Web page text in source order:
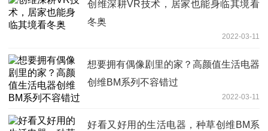
创维深耕VR技术，居家也能身临其境看
冬奥
2022-03-11
想要拥有偶像剧里的家？高颜值生活电器
创维BM系列不容错过
2022-03-11
好看又好用的生活电器，种草创维BM系